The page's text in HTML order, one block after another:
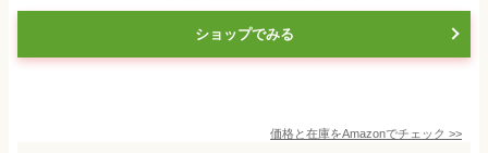
ショップでみる
価格と在庫をAmazonでチェック >>